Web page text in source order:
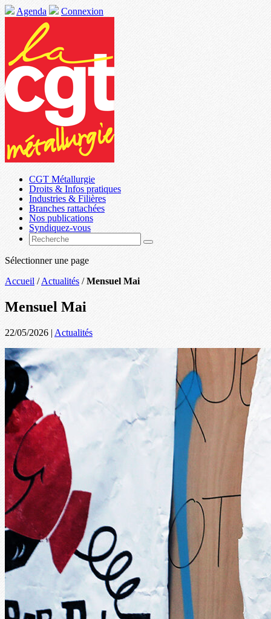
Agenda Connexion
CGT Métallurgie
Droits & Infos pratiques
Industries & Filières
Branches rattachées
Nos publications
Syndiquez-vous
Sélectionner une page
Accueil /Actualités /Mensuel Mai
Mensuel Mai
22/05/2026 | Actualités